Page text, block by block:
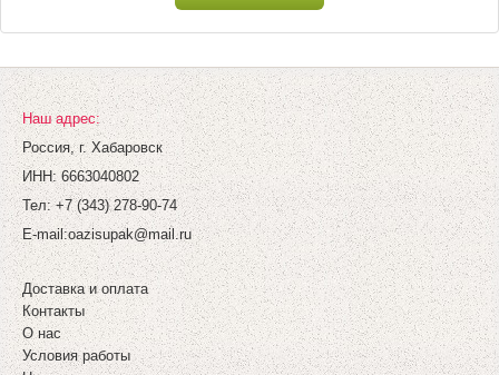
Наш адрес:
Россия, г. Хабаровск
ИНН: 6663040802
Тел: +7 (343) 278-90-74
E-mail:oazisupak@mail.ru
Доставка и оплата
Контакты
О нас
Условия работы